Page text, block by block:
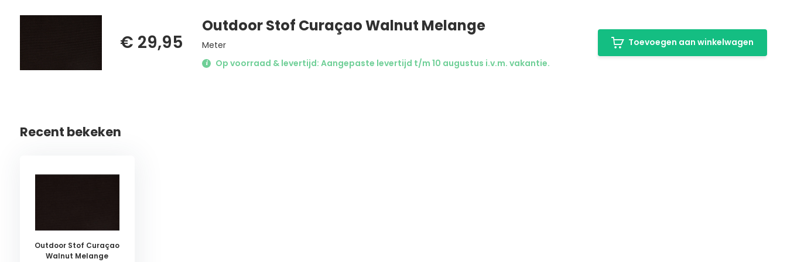
€ 29,95
Outdoor Stof Curaçao Walnut Melange
Meter
Op voorraad & levertijd: Aangepaste levertijd t/m 10 augustus i.v.m. vakantie.
Toevoegen aan winkelwagen
Recent bekeken
Outdoor Stof Curaçao
Walnut Melange